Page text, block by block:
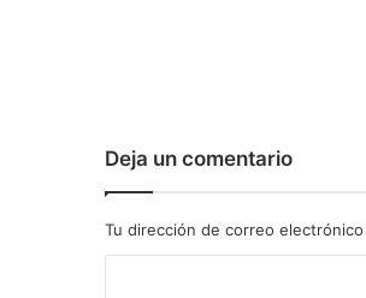
Deja un comentario
Tu dirección de correo